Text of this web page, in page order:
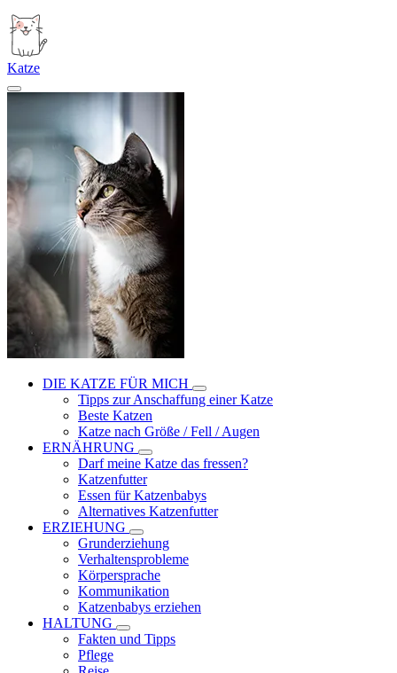
Katze
DIE KATZE FÜR MICH
Tipps zur Anschaffung einer Katze
Beste Katzen
Katze nach Größe / Fell / Augen
ERNÄHRUNG
Darf meine Katze das fressen?
Katzenfutter
Essen für Katzenbabys
Alternatives Katzenfutter
ERZIEHUNG
Grunderziehung
Verhaltensprobleme
Körpersprache
Kommunikation
Katzenbabys erziehen
HALTUNG
Fakten und Tipps
Pflege